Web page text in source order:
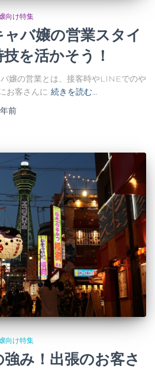
向け特集
ャバ嬢の営業スタイ
を活かそう！
嬢の営業とは、接客時やLINEでのや
お客さんに 続きを読む…
前
向け特集
み！出張のお客さ